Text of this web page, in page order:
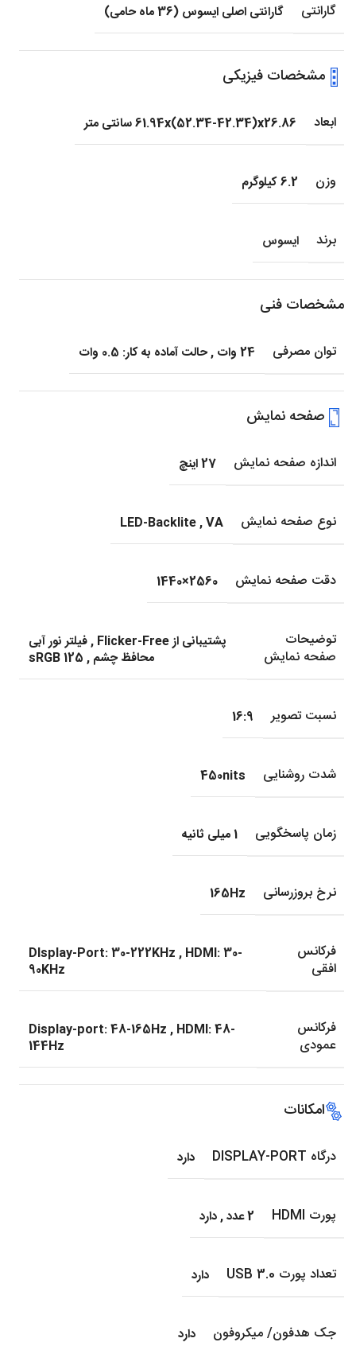
گارانتی گارانتی اصلی ایسوس (36 ماه حامی)
مشخصات فیزیکی
ابعاد 61.94x(52.34-42.34)x26.86 سانتی متر
وزن 6.2 کیلوگرم
برند ایسوس
مشخصات فنی
توان مصرفی 24 وات ,حالت آماده به کار: 0.5 وات
صفحه نمایش
اندازه صفحه نمایش 27 اینچ
نوع صفحه نمایش LED-Backlite,VA
دقت صفحه نمایش 2560×1440
توضیحات
صفحه نمایش
پشتیبانی از Flicker-Free ,فیلتر نور آبی
محافظ چشم ,
sRGB 125
نسبت تصویر 16:9
شدت روشنایی 450nits
زمان پاسخگویی 1 میلی ثانیه
نرخ بروزرسانی 165Hz
فرکانس
افقی
DIsplay-Port: 30-222KHz , HDMI: 30-
90KHz
فرکانس
عمودی
Display-port: 48-165Hz , HDMI: 48-
144Hz
امکانات
درگاه DISPLAY-PORT دارد
پورت HDMI 2 عدد ,دارد
تعداد پورت USB 3.0 دارد
جک هدفون/ میکروفون دارد